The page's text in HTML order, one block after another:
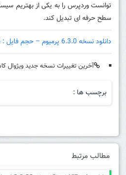
توانست وردپرس را به یکی از بهتریم
سطح حرفه ای تبدیل کند.
دانلود نسخه 6.3.0 پرمیوم – حجم فایل : 6مگابایت
آخرین تغییرات نسخه جدید ویژوال
برچسب ها :
مطالب مرتبط